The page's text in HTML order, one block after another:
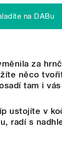
na DABu
za
něco
tam i vás
ustojíte v
radí s